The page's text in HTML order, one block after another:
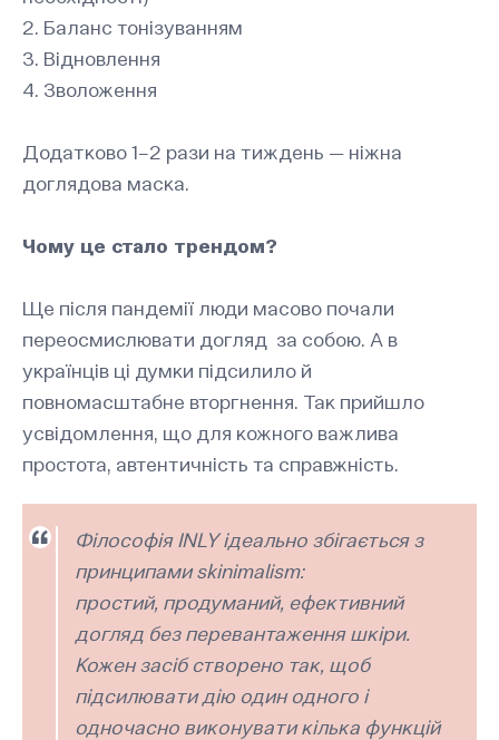
2. Баланс тонізуванням
3. Відновлення
4. Зволоження
Додатково 1–2 рази на тиждень — ніжна
доглядова маска.
Чому це стало трендом?
Ще після пандемії люди масово почали
переосмислювати догляд за собою. А в
українців ці думки підсилило й
повномасштабне вторгнення. Так прийшло
усвідомлення, що для кожного важлива
простота, автентичність та справжність.
Філософія INLY ідеально збігається з
принципами skinimalism:
простий, продуманий, ефективний
догляд без перевантаження шкіри.
Кожен засіб створено так, щоб
підсилювати дію один одного і
одночасно виконувати кілька функцій